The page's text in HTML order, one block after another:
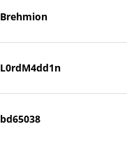
Brehmion
L0rdM4dd1n
bd65038